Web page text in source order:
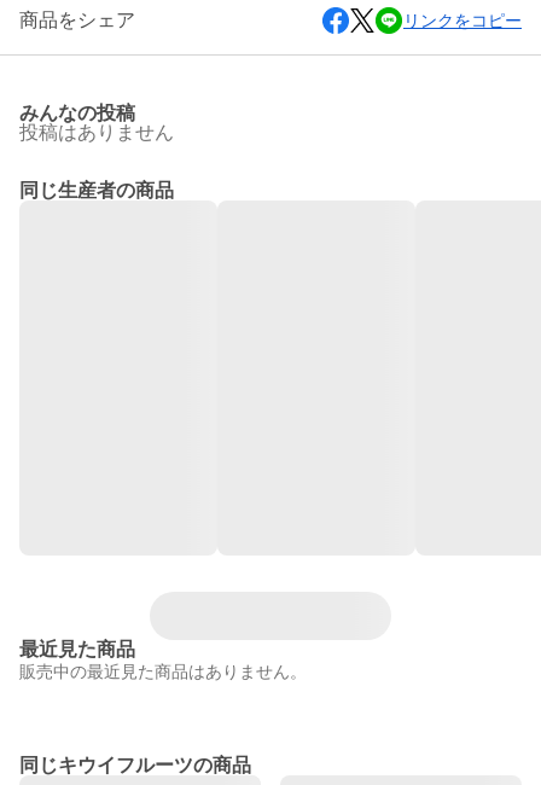
商品をシェア リンクをコピー
みんなの投稿
投稿はありません
同じ生産者の商品
最近見た商品
販売中の最近見た商品はありません。
同じキウイフルーツの商品